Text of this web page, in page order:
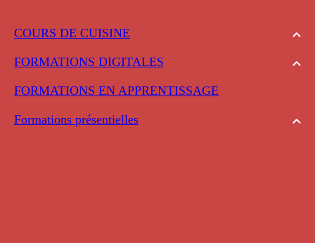
COURS DE CUISINE
FORMATIONS DIGITALES
FORMATIONS EN APPRENTISSAGE
Formations présentielles